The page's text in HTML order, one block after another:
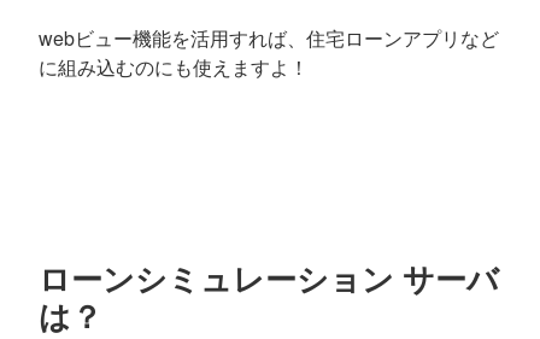
webビュー機能を活用すれば、住宅ローンアプリなど
に組み込むのにも使えますよ！
ローンシミュレーション サーバ
は？